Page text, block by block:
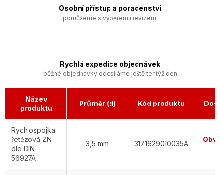
Osobní přístup a poradenství
pomůžeme s výběrem i revizemi
Rychlá expedice objednávek
běžné objednávky odesíláme ještě tentýž den
Název
produktu
Průměr (d) Kód produktu
Rychlospojka
řetězová ZN
dle DIN
56927A
3,5 mm 3171629010035A